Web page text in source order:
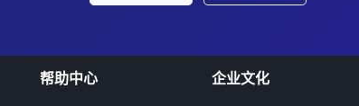
帮助中心 企业文化